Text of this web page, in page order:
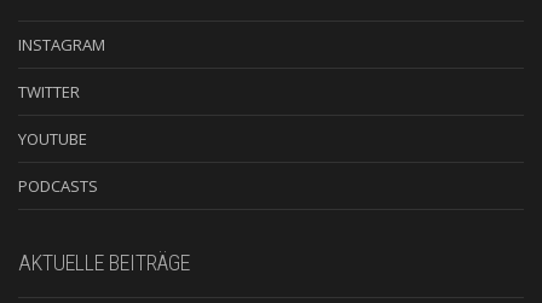
INSTAGRAM
TWITTER
YOUTUBE
PODCASTS
AKTUELLE BEITRÄGE